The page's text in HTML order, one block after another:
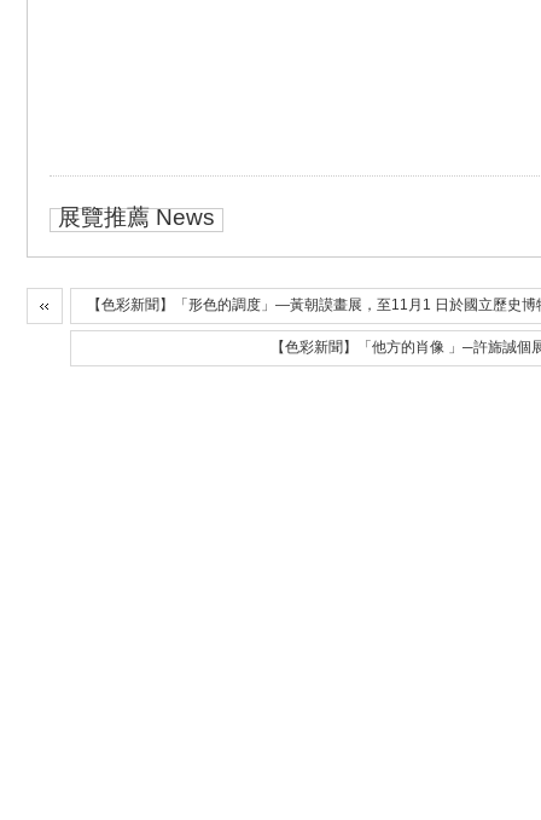
展覽推薦 News
【色彩新聞】「形色的調度」—黃朝謨畫展，至11月1 日於國立歷史博
【色彩新聞】「他方的肖像 」─許旆誠